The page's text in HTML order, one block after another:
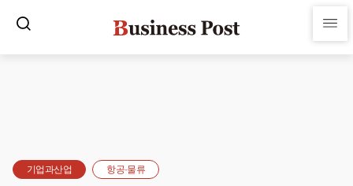
기업과산업 항공·물류